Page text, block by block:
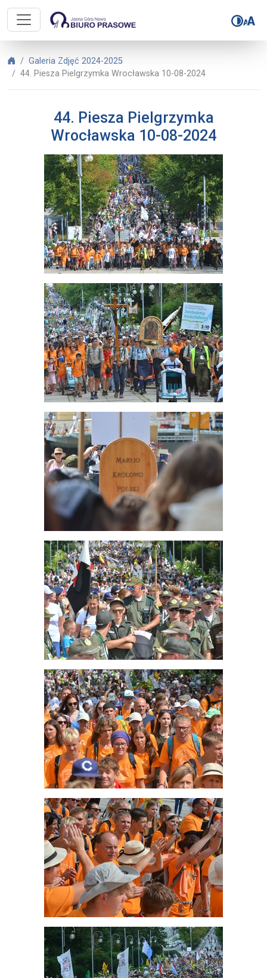
Biuro Prasowe Jasnej Góry – 44.
Biuro Prasowe Jasnej Góry
Galeria Zdjęć 2024-2025
44. Piesza Pielgrzymka Wrocławska 10-08-2024
44. Piesza Pielgrzymka
Wrocławska 10-08-2024